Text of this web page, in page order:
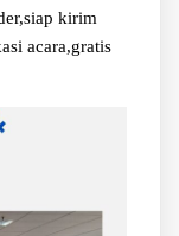
kirim
acara,gratis